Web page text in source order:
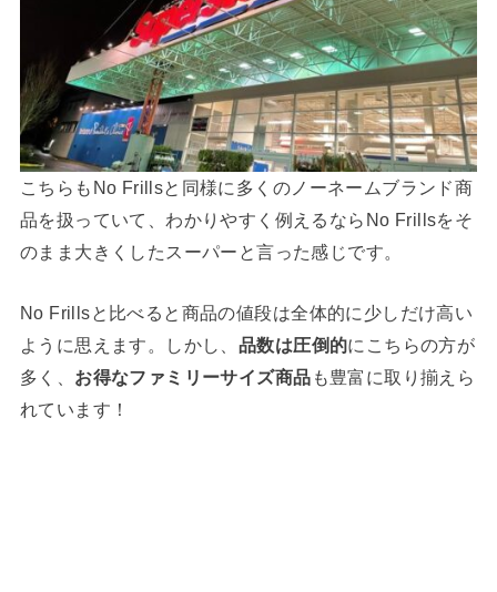
こちらもNo Frillsと同様に多くのノーネームブランド商
品を扱っていて、わかりやすく例えるならNo Frillsをそ
のまま大きくしたスーパーと言った感じです。
No Frillsと比べると商品の値段は全体的に少しだけ高い
ように思えます。しかし、 品数は圧倒的にこちらの方が
多く、 お得なファミリーサイズ商品 も豊富に取り揃えら
れています！